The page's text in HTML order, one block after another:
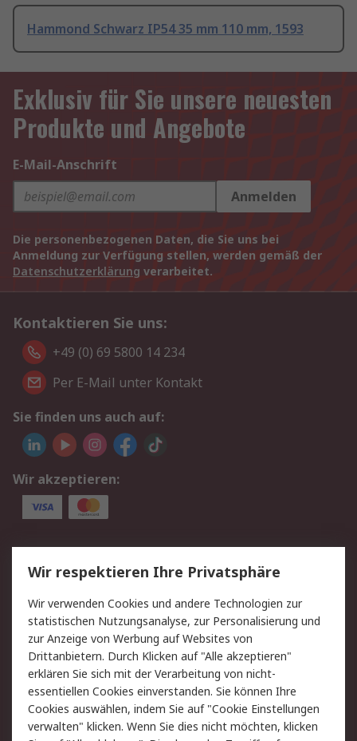
Hammond Schwarz IP54 35 mm 110 mm, 1593
Exklusiv für Sie unsere neuesten
Produkte und Angebote
E-Mail-Anschrift
Anmelden
Die personenbezogenen Daten, die Sie uns bei
Anmeldung zur Verfügung stellen, werden gemäß der
Datenschutzerklärung verarbeitet.
Kontaktieren Sie uns:
+49 (0) 69 5800 14 234
Per E-Mail unter Kontakt
Sie finden uns auch auf:
Wir akzeptieren:
Service
Value Added Services
Lieferlösungen
Rücksendungen
Kontakt
Hilfe
Privatkunden
Rechtliches
AGB
Datenschutz
Cookie-Richtlinie
Zahlungsbedingungen
Wir respektieren Ihre Privatsphäre
Wir verwenden Cookies und andere Technologien zur
statistischen Nutzungsanalyse, zur Personalisierung und
zur Anzeige von Werbung auf Websites von
Drittanbietern. Durch Klicken auf "Alle akzeptieren"
erklären Sie sich mit der Verarbeitung von nicht-
essentiellen Cookies einverstanden. Sie können Ihre
Cookies auswählen, indem Sie auf "Cookie Einstellungen
verwalten" klicken. Wenn Sie dies nicht möchten, klicken